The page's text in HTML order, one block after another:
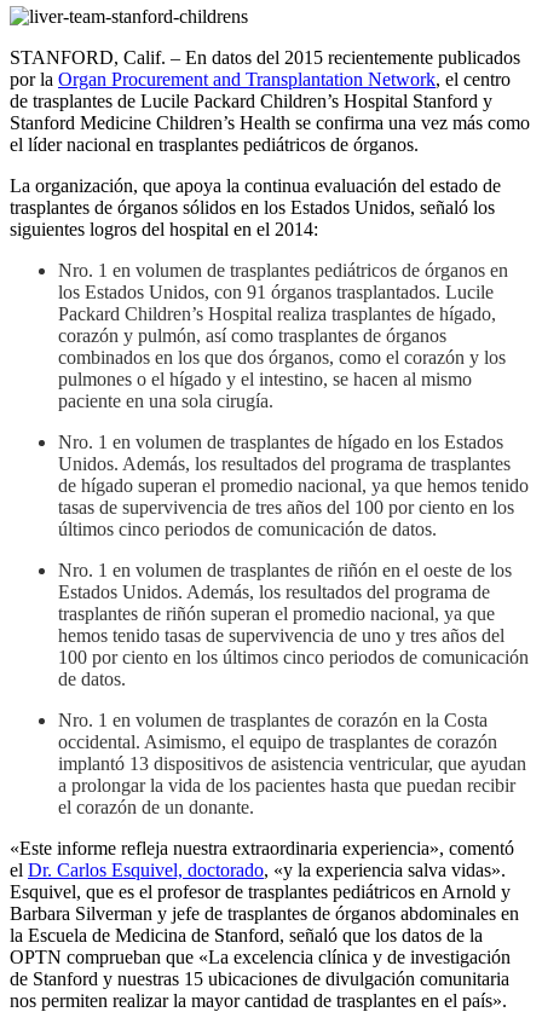
STANFORD, Calif. – En datos del 2015 recientemente publicados
por la Organ Procurement and Transplantation Network, el centro
de trasplantes de Lucile Packard Children’s Hospital Stanford y
Stanford Medicine Children’s Health se confirma una vez más como
el líder nacional en trasplantes pediátricos de órganos.
La organización, que apoya la continua evaluación del estado de
trasplantes de órganos sólidos en los Estados Unidos, señaló los
siguientes logros del hospital en el 2014:
Nro. 1 en volumen de trasplantes pediátricos de órganos en
los Estados Unidos, con 91 órganos trasplantados. Lucile
Packard Children’s Hospital realiza trasplantes de hígado,
corazón y pulmón, así como trasplantes de órganos
combinados en los que dos órganos, como el corazón y los
pulmones o el hígado y el intestino, se hacen al mismo
paciente en una sola cirugía.
Nro. 1 en volumen de trasplantes de hígado en los Estados
Unidos. Además, los resultados del programa de trasplantes
de hígado superan el promedio nacional, ya que hemos tenido
tasas de supervivencia de tres años del 100 por ciento en los
últimos cinco periodos de comunicación de datos.
Nro. 1 en volumen de trasplantes de riñón en el oeste de los
Estados Unidos. Además, los resultados del programa de
trasplantes de riñón superan el promedio nacional, ya que
hemos tenido tasas de supervivencia de uno y tres años del
100 por ciento en los últimos cinco periodos de comunicación
de datos.
Nro. 1 en volumen de trasplantes de corazón en la Costa
occidental. Asimismo, el equipo de trasplantes de corazón
implantó 13 dispositivos de asistencia ventricular, que ayudan
a prolongar la vida de los pacientes hasta que puedan recibir
el corazón de un donante.
«Este informe refleja nuestra extraordinaria experiencia», comentó
el Dr. Carlos Esquivel, doctorado, «y la experiencia salva vidas».
Esquivel, que es el profesor de trasplantes pediátricos en Arnold y
Barbara Silverman y jefe de trasplantes de órganos abdominales en
la Escuela de Medicina de Stanford, señaló que los datos de la
OPTN comprueban que «La excelencia clínica y de investigación
de Stanford y nuestras 15 ubicaciones de divulgación comunitaria
nos permiten realizar la mayor cantidad de trasplantes en el país».